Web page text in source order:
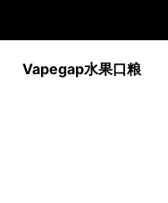
Vapegap水果口粮